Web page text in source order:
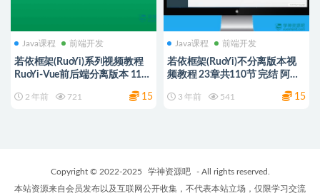
Java课程 前端开发
若依框架(RuoYi)系列视频教程
RuoYi-Vue前后端分离版本 118
2 年前 721 15
Java课程 前端开发
若依框架(RuoYi)不分离版本视
频教程 23章共110节 完结 阿里/
3 年前 541 15
Copyright © 2022-2025 学神资源吧
- All rights reserved.
本站资源来自会员发布以及互联网公开收集，不代表本站立场，仅限学习交流